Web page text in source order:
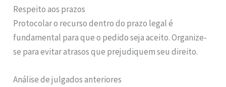
Respeito aos prazos
Protocolar o recurso dentro do prazo legal é
fundamental para que o pedido seja aceito. Organize-
se para evitar atrasos que prejudiquem seu direito.
Análise de julgados anteriores